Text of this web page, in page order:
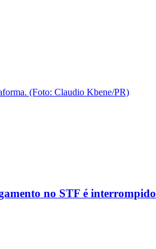
no STF é interrompido